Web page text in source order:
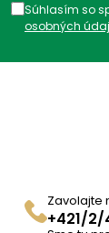
Súhlasím so
osobných
Zavolajte
+421/2/